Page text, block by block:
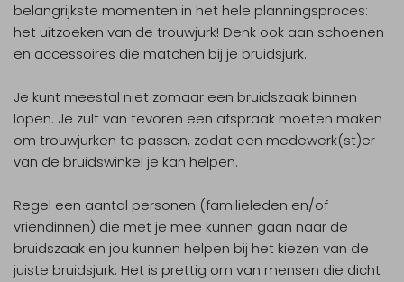
belangrijkste momenten in het hele planningsproces:
het uitzoeken van de trouwjurk! Denk ook aan schoenen
en accessoires die matchen bij je bruidsjurk.
Je kunt meestal niet zomaar een bruidszaak binnen
lopen. Je zult van tevoren een afspraak moeten maken
om trouwjurken te passen, zodat een medewerk(st)er
van de bruidswinkel je kan helpen.
Regel een aantal personen (familieleden en/of
vriendinnen) die met je mee kunnen gaan naar de
bruidszaak en jou kunnen helpen bij het kiezen van de
juiste bruidsjurk. Het is prettig om van mensen die dicht